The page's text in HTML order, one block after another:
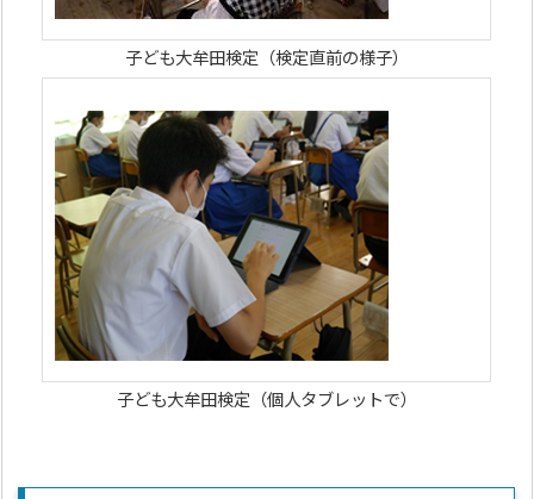
子ども大牟田検定（検定直前の様子）
子ども大牟田検定（個人タブレットで）